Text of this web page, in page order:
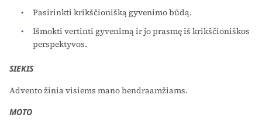
Pasirinkti krikščionišką gyvenimo būdą.
Išmokti vertinti gyvenimą ir jo prasmę iš krikščioniškos
perspektyvos.
SIEKIS
Advento žinia visiems mano bendraamžiams.
MOTO